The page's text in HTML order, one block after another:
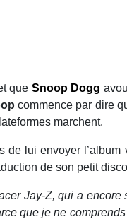
que Snoop Dogg
commence par dire
marchent.
lui envoyer
de son petit
Jay-Z, qui a
que je ne